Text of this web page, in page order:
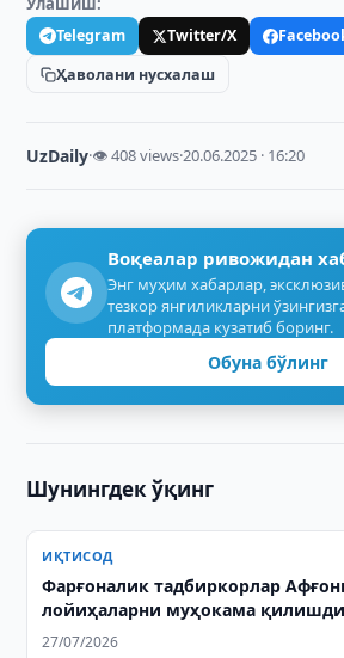
Telegram Twitter/X
Ҳаволани нусхалаш
UzDaily·👁 408 views·20.06.2025 · 16:20
Воқеалар ривожидан
Энг муҳим хабарлар,
тезкор янгиликларни
платформада кузатиб боринг.
Обуна бўлинг
Шунингдек ўқинг
ИҚТИСОД
Фарғоналик тадбиркорлар
лойиҳаларни муҳокама қилишди
27/07/2026